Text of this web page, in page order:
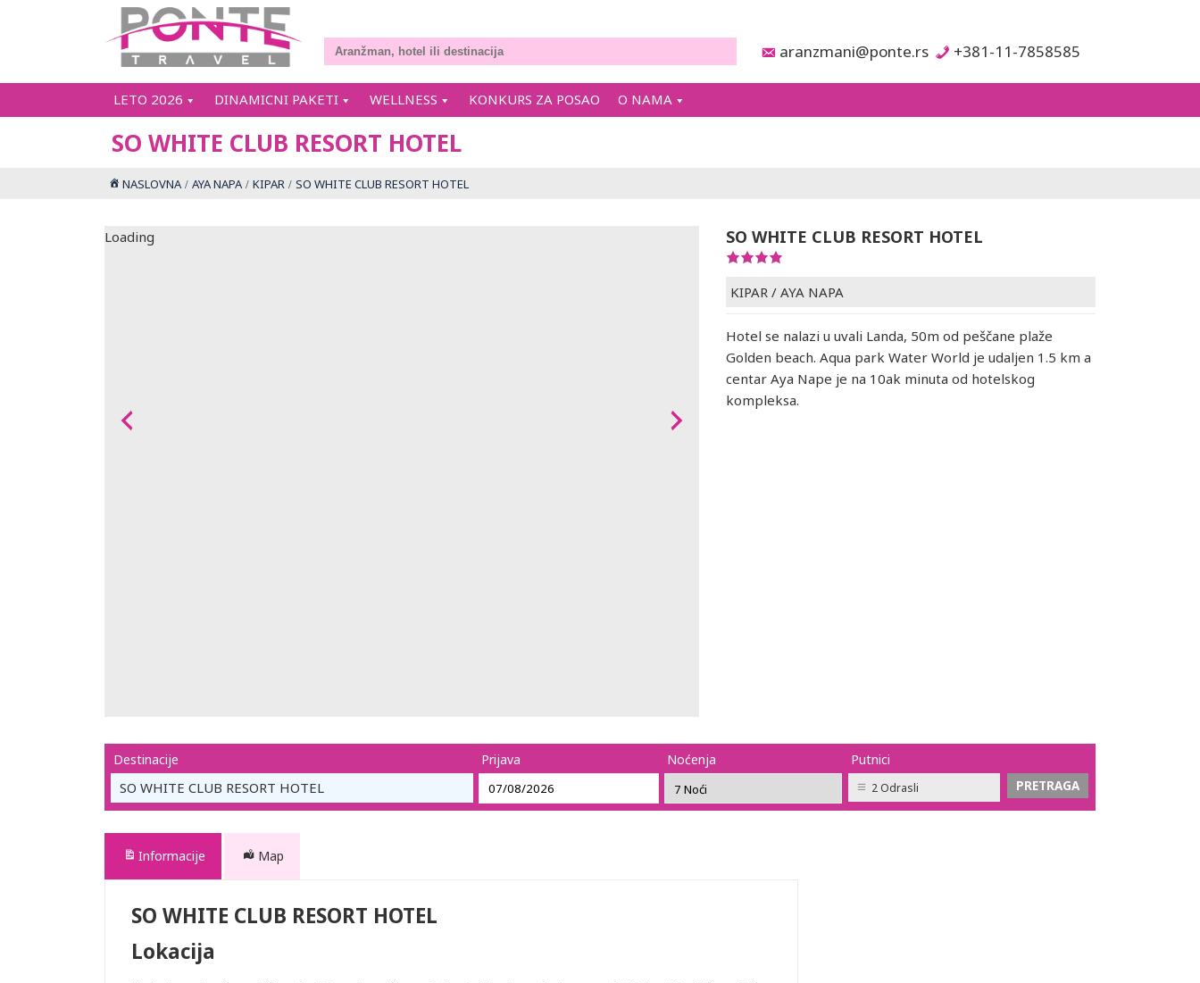
aranzmani@ponte.rs +381-11-7858585
LETO 2026 DINAMICNI PAKETI WELLNESS KONKURS ZA POSAO O NAMA
SO WHITE CLUB RESORT HOTEL
NASLOVNA AYA NAPA KIPAR SO WHITE CLUB RESORT HOTEL
Loading SO WHITE CLUB RESORT HOTEL
KIPAR / AYA NAPA
Hotel se nalazi u uvali Landa, 50m od peščane plaže
Golden beach. Aqua park Water World je udaljen 1.5 km a
centar Aya Nape je na 10ak minuta od hotelskog
kompleksa.
Destinacije
SO WHITE CLUB RESORT HOTEL
Prijava Noćenja Putnici
2 Odrasli
Informacije Map
SO WHITE CLUB RESORT HOTEL
Lokacija